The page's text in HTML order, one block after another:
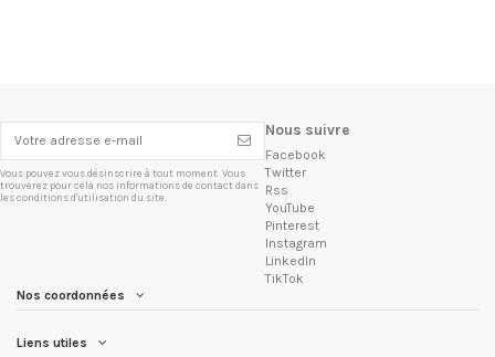
Vous pouvez vous désinscrire à tout moment. Vous
trouverez pour cela nos informations de contact dans
les conditions d'utilisation du site.
Nous suivre
Facebook
Twitter
Rss
YouTube
Pinterest
Instagram
LinkedIn
TikTok
Nos coordonnées
Liens utiles